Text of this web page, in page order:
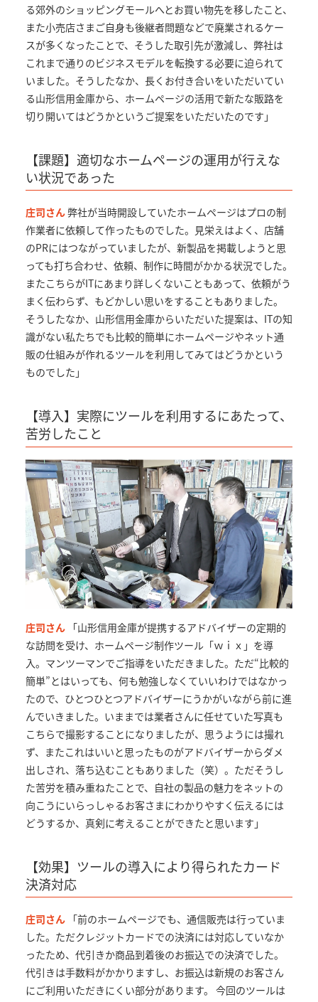
る郊外のショッピングモールへとお買い物先を移したこと、
また小売店さまご自身も後継者問題などで廃業されるケー
スが多くなったことで、そうした取引先が激減し、弊社は
これまで通りのビジネスモデルを転換する必要に迫られて
いました。そうしたなか、長くお付き合いをいただいてい
る山形信用金庫から、ホームページの活用で新たな販路を
切り開いてはどうかというご提案をいただいたのです」
【課題】適切なホームページの運用が行えな
い状況であった
庄司さん弊社が当時開設していたホームページはプロの制
作業者に依頼して作ったものでした。見栄えはよく、店舗
のPRにはつながっていましたが、新製品を掲載しようと思
っても打ち合わせ、依頼、制作に時間がかかる状況でした。
またこちらがITにあまり詳しくないこともあって、依頼がう
まく伝わらず、もどかしい思いをすることもありました。
そうしたなか、山形信用金庫からいただいた提案は、ITの知
識がない私たちでも比較的簡単にホームページやネット通
販の仕組みが作れるツールを利用してみてはどうかという
ものでした」
【導入】実際にツールを利用するにあたって、
苦労したこと
庄司さん 「山形信用金庫が提携するアドバイザーの定期的
な訪問を受け、ホームページ制作ツール「ｗｉｘ」を導
入。マンツーマンでご指導をいただきました。ただ“比較的
簡単”とはいっても、何も勉強しなくていいわけではなかっ
たので、ひとつひとつアドバイザーにうかがいながら前に進
んでいきました。いままでは業者さんに任せていた写真も
こちらで撮影することになりましたが、思うようには撮れ
ず、またこれはいいと思ったものがアドバイザーからダメ
出しされ、落ち込むこともありました（笑）。ただそうし
た苦労を積み重ねたことで、自社の製品の魅力をネットの
向こうにいらっしゃるお客さまにわかりやすく伝えるには
どうするか、真剣に考えることができたと思います」
【効果】ツールの導入により得られたカード
決済対応
庄司さん 「前のホームページでも、通信販売は行っていま
した。ただクレジットカードでの決済には対応していなか
ったため、代引きか商品到着後のお振込での決済でした。
代引きは手数料がかかりますし、お振込は新規のお客さん
にご利用いただきにくい部分があります。 今回のツールは